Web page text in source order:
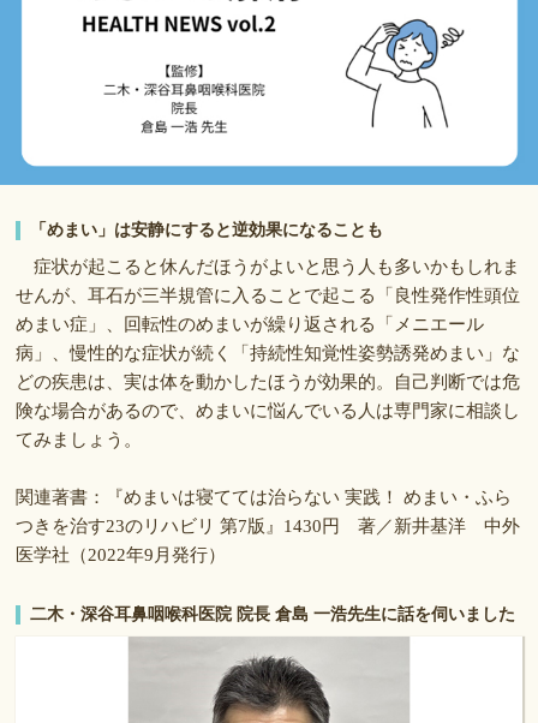
「めまい」は安静にすると逆効果になることも
症状が起こると休んだほうがよいと思う人も多いかもしれま
せんが、耳石が三半規管に入ることで起こる「良性発作性頭位
めまい症」、回転性のめまいが繰り返される「メニエール
病」、慢性的な症状が続く「持続性知覚性姿勢誘発めまい」な
どの疾患は、実は体を動かしたほうが効果的。自己判断では危
険な場合があるので、めまいに悩んでいる人は専門家に相談し
てみましょう。
関連著書：『めまいは寝てては治らない 実践！ めまい・ふら
つきを治す23のリハビリ 第7版』1430円 著／新井基洋 中外
医学社（2022年9月発行）
二木・深谷耳鼻咽喉科医院 院長 倉島 一浩先生に話を伺いました